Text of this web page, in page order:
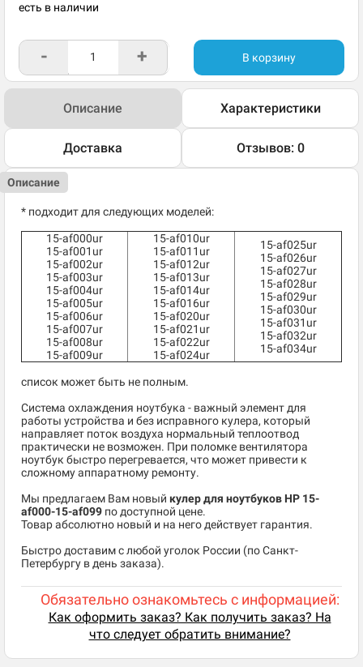
есть в наличии
- + В корзину
Описание Характеристики
Доставка Отзывов: 0
Описание
* подходит для следующих моделей:
15-af000ur
15-af001ur
15-af002ur
15-af003ur
15-af004ur
15-af005ur
15-af006ur
15-af007ur
15-af008ur
15-af009ur
15-af010ur
15-af011ur
15-af012ur
15-af013ur
15-af014ur
15-af016ur
15-af020ur
15-af021ur
15-af022ur
15-af024ur
15-af025ur
15-af026ur
15-af027ur
15-af028ur
15-af029ur
15-af030ur
15-af031ur
15-af032ur
15-af034ur
список может быть не полным.
Система охлаждения ноутбука - важный элемент для
работы устройства и без исправного кулера, который
направляет поток воздуха нормальный теплоотвод
практически не возможен. При поломке вентилятора
ноутбук быстро перегревается, что может привести к
сложному аппаратному ремонту.
Мы предлагаем Вам новый кулер для ноутбуков HP 15-
af000-15-af099 по доступной цене.
Товар абсолютно новый и на него действует гарантия.
Быстро доставим с любой уголок России (по Санкт-
Петербургу в день заказа).
Обязательно ознакомьтесь с информацией:
Как оформить заказ? Как получить заказ? На
что следует обратить внимание?